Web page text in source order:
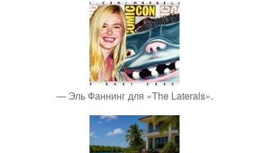
— Эль Фаннинг для «The Laterals».